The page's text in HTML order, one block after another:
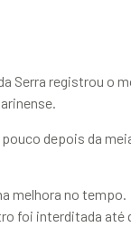
Serra registrou o
depois da
melhora no tempo.
foi interditada até